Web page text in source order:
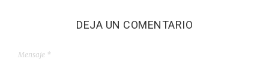
DEJA UN COMENTARIO